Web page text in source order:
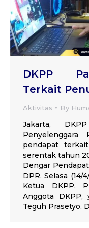
DKPP
Terkait
Aktivitas By
Jakarta,
Penyelenggara
pendapat
serentak tahun
Dengar
DPR, Selasa
Ketua DKPP,
Anggota DKPP,
Teguh Prasetyo,